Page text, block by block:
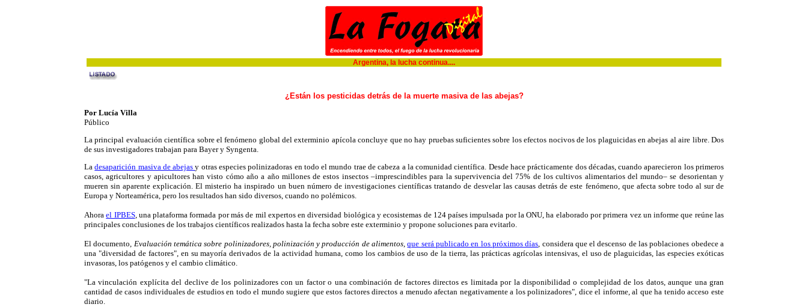
Argentina, la lucha continua....
¿Están los pesticidas detrás de la muerte masiva de las abejas?
Por Lucía Villa
Público
La principal evaluación científica sobre el fenómeno global del exterminio apícola concluye que no hay pruebas suficientes sobre los efectos nocivos de los plaguicidas en abejas al aire libre. Dos
de sus investigadores trabajan para Bayer y Syngenta.
Ladesaparición masiva de abejasy otras especies polinizadoras en todo el mundo trae de cabeza a la comunidad científica. Desde hace prácticamente dos décadas, cuando aparecieron los primeros
casos, agricultores y apicultores han visto cómo año a año millones de estos insectos –imprescindibles para la supervivencia del 75% de los cultivos alimentarios del mundo– se desorientan y
mueren sin aparente explicación. El misterio ha inspirado un buen número de investigaciones científicas tratando de desvelar las causas detrás de este fenómeno, que afecta sobre todo al sur de
Europa y Norteamérica, pero los resultados han sido diversos, cuando no polémicos.
Ahorael IPBES, una plataforma formada por más de mil expertos en diversidad biológica y ecosistemas de 124 países impulsada por la ONU, ha elaborado por primera vez un informe que reúne las
principales conclusiones de los trabajos científicos realizados hasta la fecha sobre este exterminio y propone soluciones para evitarlo.
El documento, Evaluación temática sobre polinizadores, polinización y producción de alimentos,que será publicado en los próximos días, considera que el descenso de las poblaciones obedece a
una "diversidad de factores", en su mayoría derivados de la actividad humana, como los cambios de uso de la tierra, las prácticas agrícolas intensivas, el uso de plaguicidas, las especies exóticas
invasoras, los patógenos y el cambio climático.
"La vinculación explícita del declive de los polinizadores con un factor o una combinación de factores directos es limitada por la disponibilidad o complejidad de los datos, aunque una gran
cantidad de casos individuales de estudios en todo el mundo sugiere que estos factores directos a menudo afectan negativamente a los polinizadores", dice el informe, al que ha tenido acceso este
diario.